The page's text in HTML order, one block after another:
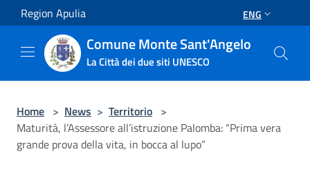
Salta al contenuto principale
Region Apulia ENG
Comune Monte Sant'Angelo
La Città dei due siti UNESCO
Home > News > Territorio >
Maturità, l’Assessore all’istruzione Palomba: “Prima vera
grande prova della vita, in bocca al lupo”